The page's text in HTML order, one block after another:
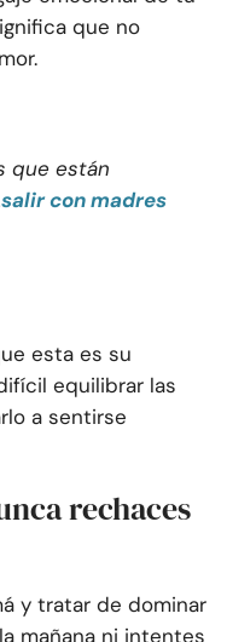
que no
que están
salir con madres
esta es su
equilibrar las
a sentirse
rechaces
y tratar de dominar
mañana ni intentes